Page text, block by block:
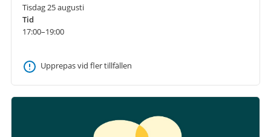
Tisdag 25 augusti
Tid
17:00–19:00
Upprepas vid fler tillfällen